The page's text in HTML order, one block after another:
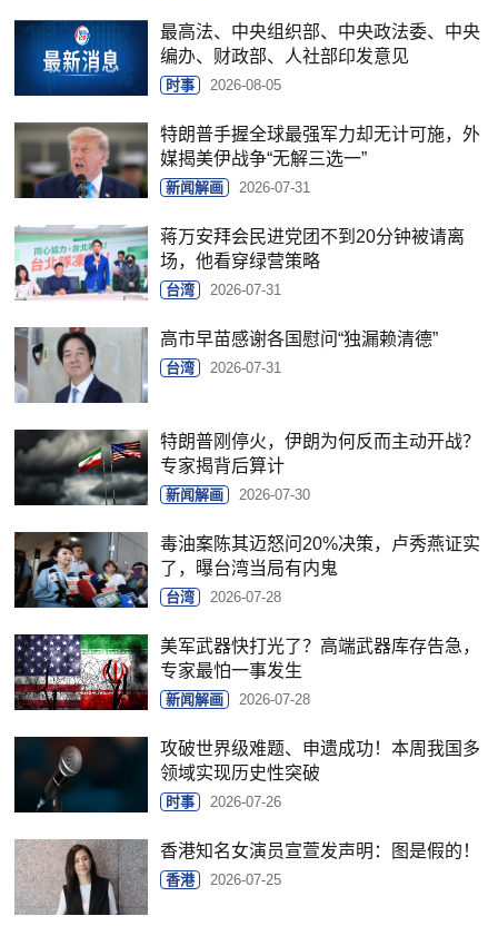
最高法、中央组织部、中央政法委、中央
编办、财政部、人社部印发意见
时事 2026-08-05
特朗普手握全球最强军力却无计可施，外
媒揭美伊战争“无解三选一”
新闻解画 2026-07-31
蒋万安拜会民进党团不到20分钟被请离
场，他看穿绿营策略
台湾 2026-07-31
高市早苗感谢各国慰问“独漏赖清德”
台湾 2026-07-31
特朗普刚停火，伊朗为何反而主动开战？
专家揭背后算计
新闻解画 2026-07-30
毒油案陈其迈怒问20%决策，卢秀燕证实
了，曝台湾当局有内鬼
台湾 2026-07-28
美军武器快打光了？高端武器库存告急，
专家最怕一事发生
新闻解画 2026-07-28
攻破世界级难题、申遗成功！本周我国多
领域实现历史性突破
时事 2026-07-26
香港知名女演员宣萱发声明：图是假的！
香港 2026-07-25